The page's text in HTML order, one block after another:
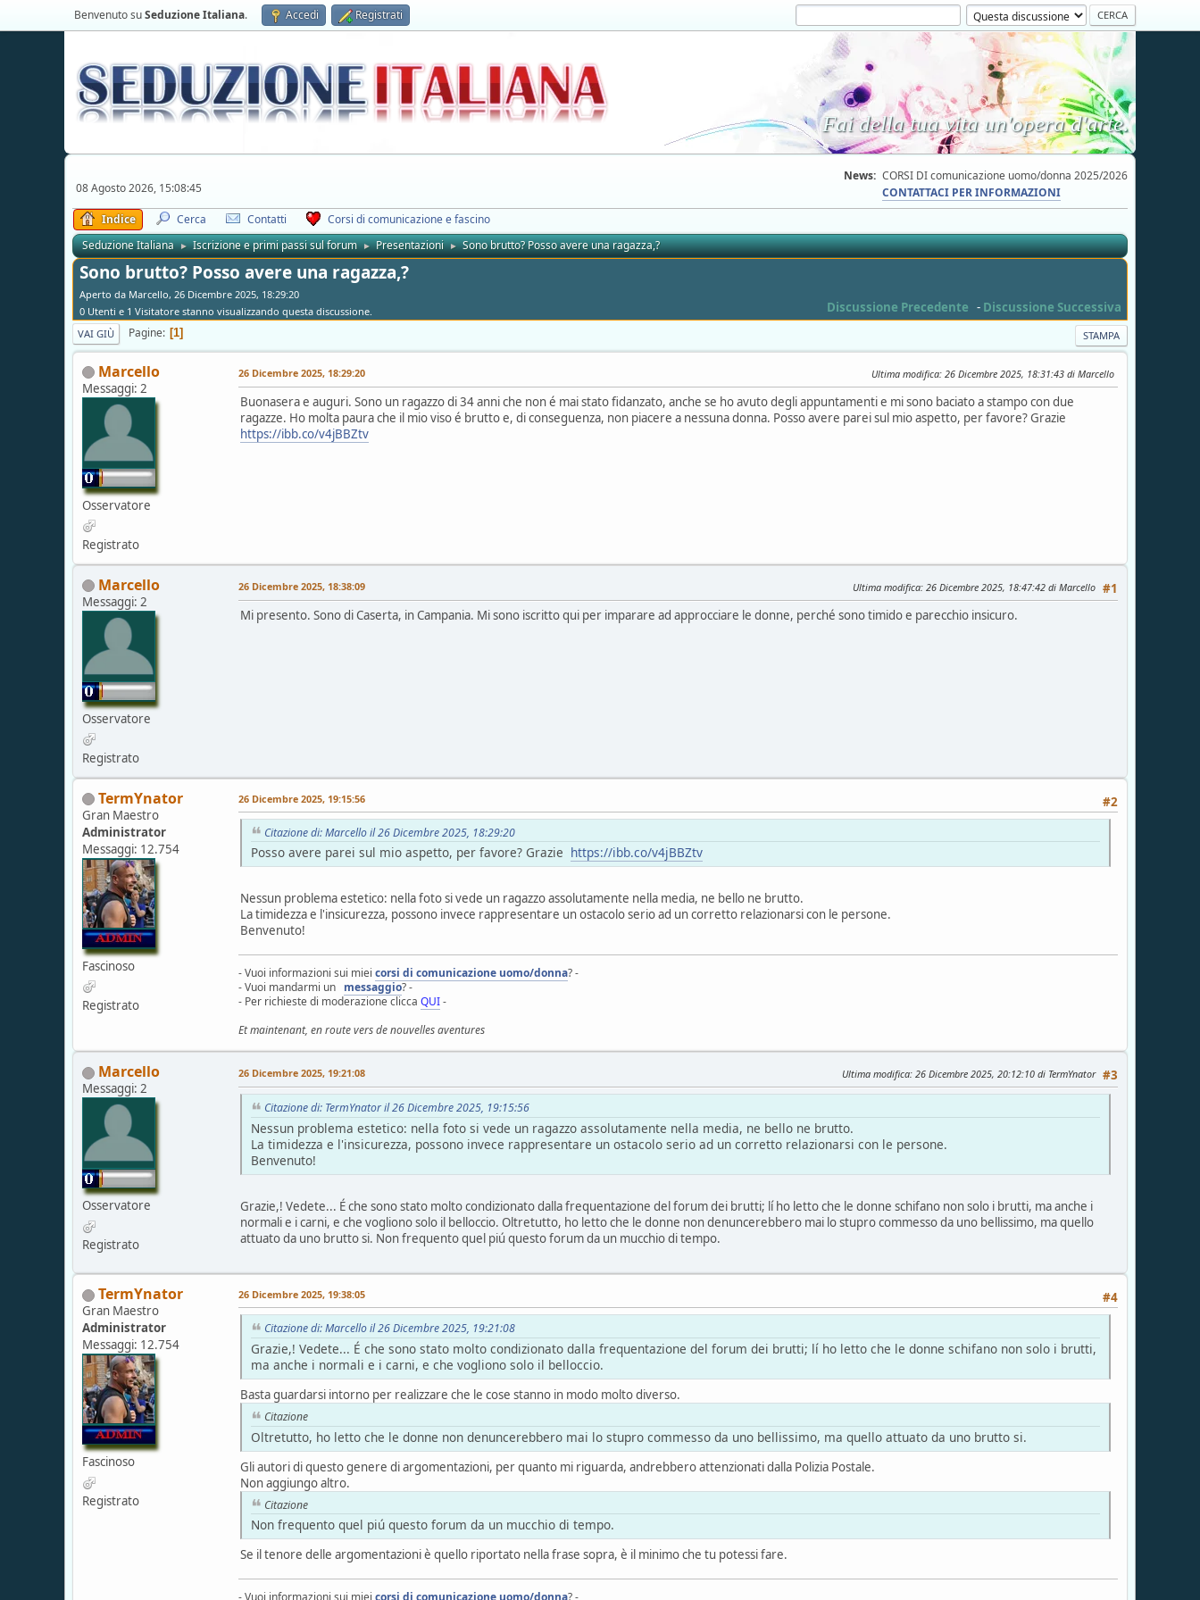
Benvenuto suSeduzione Italiana. Accedi Registrati
Fai della tua vita un'opera d'arte.
08 Agosto 2026, 15:08:45
News: CORSI DI comunicazione uomo/donna 2025/2026
CONTATTACI PER INFORMAZIONI
Indice
Cerca Contatti
Corsi di comunicazione e fascino
Seduzione Italiana ► Iscrizione e primi passi sul forum ► Presentazioni ► Sono brutto? Posso avere una ragazza,?
Sono brutto? Posso avere una ragazza,?
Aperto da Marcello, 26 Dicembre 2025, 18:29:20
Discussione Precedente - Discussione Successiva
0 Utenti e 1 Visitatore stanno visualizzando questa discussione.
STAMPA
VAI GIÙ Pagine 1
Marcello
Messaggi: 2
Osservatore
Registrato
26 Dicembre 2025, 18:29:20 Ultima modifica: 26 Dicembre 2025, 18:31:43 di Marcello
Buonasera e auguri. Sono un ragazzo di 34 anni che non é mai stato fidanzato, anche se ho avuto degli appuntamenti e mi sono baciato a stampo con due
ragazze. Ho molta paura che il mio viso é brutto e, di conseguenza, non piacere a nessuna donna. Posso avere parei sul mio aspetto, per favore? Grazie
https://ibb.co/v4jBBZtv
Marcello
Messaggi: 2
Osservatore
Registrato
#1
26 Dicembre 2025, 18:38:09 Ultima modifica: 26 Dicembre 2025, 18:47:42 di Marcello
Mi presento. Sono di Caserta, in Campania. Mi sono iscritto qui per imparare ad approcciare le donne, perché sono timido e parecchio insicuro.
TermYnator
Gran Maestro
Administrator
Messaggi: 12.754
Fascinoso
Registrato
#2
26 Dicembre 2025, 19:15:56
Citazione di: Marcello il 26 Dicembre 2025, 18:29:20
Posso avere parei sul mio aspetto, per favore? Grazie https://ibb.co/v4jBBZtv
Nessun problema estetico: nella foto si vede un ragazzo assolutamente nella media, ne bello ne brutto.
La timidezza e l'insicurezza, possono invece rappresentare un ostacolo serio ad un corretto relazionarsi con le persone.
Benvenuto!
- Vuoi informazioni sui miei corsi di comunicazione uomo/donna? -
- Vuoi mandarmi un messaggio? -
- Per richieste di moderazione clicca QUI-
Et maintenant, en route vers de nouvelles aventures
Marcello
Messaggi: 2
Osservatore
Registrato
#3
26 Dicembre 2025, 19:21:08 Ultima modifica: 26 Dicembre 2025, 20:12:10 di TermYnator
Citazione di: TermYnator il 26 Dicembre 2025, 19:15:56
Nessun problema estetico: nella foto si vede un ragazzo assolutamente nella media, ne bello ne brutto.
La timidezza e l'insicurezza, possono invece rappresentare un ostacolo serio ad un corretto relazionarsi con le persone.
Benvenuto!
Grazie,! Vedete... É che sono stato molto condizionato dalla frequentazione del forum dei brutti; lí ho letto che le donne schifano non solo i brutti, ma anche i
normali e i carni, e che vogliono solo il belloccio. Oltretutto, ho letto che le donne non denuncerebbero mai lo stupro commesso da uno bellissimo, ma quello
attuato da uno brutto si. Non frequento quel piú questo forum da un mucchio di tempo.
TermYnator
Gran Maestro
Administrator
Messaggi: 12.754
Fascinoso
Registrato
#4
26 Dicembre 2025, 19:38:05
Citazione di: Marcello il 26 Dicembre 2025, 19:21:08
Grazie,! Vedete... É che sono stato molto condizionato dalla frequentazione del forum dei brutti; lí ho letto che le donne schifano non solo i brutti,
ma anche i normali e i carni, e che vogliono solo il belloccio.
Basta guardarsi intorno per realizzare che le cose stanno in modo molto diverso.
Citazione
Oltretutto, ho letto che le donne non denuncerebbero mai lo stupro commesso da uno bellissimo, ma quello attuato da uno brutto si.
Gli autori di questo genere di argomentazioni, per quanto mi riguarda, andrebbero attenzionati dalla Polizia Postale.
Non aggiungo altro.
Citazione
Non frequento quel piú questo forum da un mucchio di tempo.
Se il tenore delle argomentazioni è quello riportato nella frase sopra, è il minimo che tu potessi fare.